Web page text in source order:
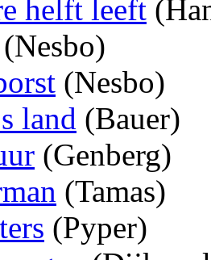
helft leeft
(Nesbo)
(Nesbo)
land (Bauer)
(Genberg)
(Tamas)
(Pyper)